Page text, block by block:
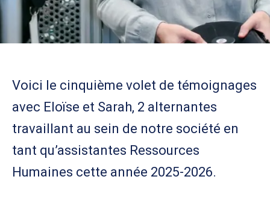
Voici le cinquième volet de témoignages
avec Eloïse et Sarah, 2 alternantes
travaillant au sein de notre société en
tant qu’assistantes Ressources
Humaines cette année 2025-2026.